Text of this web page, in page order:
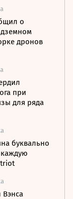
о
дронов
при
для ряда
буквально
каждую
Вэнса